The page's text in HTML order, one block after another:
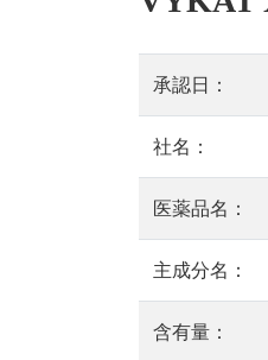
承認日：
社名：
医薬品名：
主成分名：
含有量：